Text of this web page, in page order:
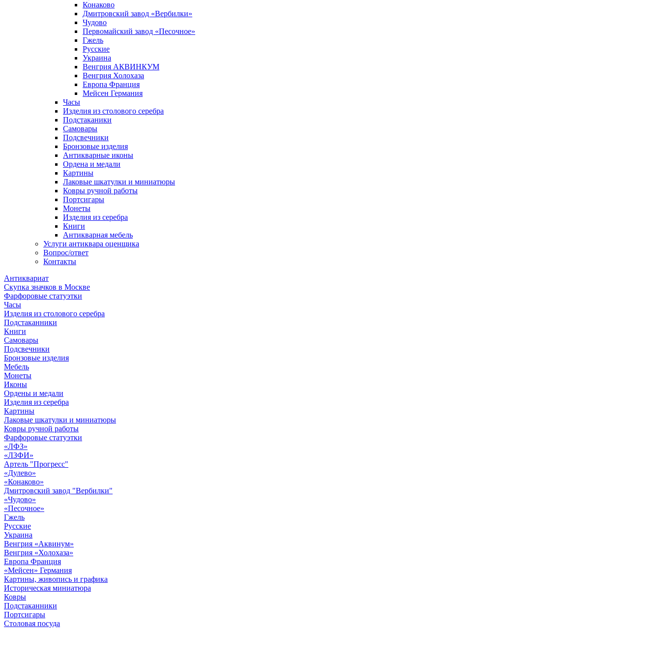
Конаково
Дмитровский завод «Вербилки»
Чудово
Первомайский завод «Песочное»
Гжель
Русские
Украина
Венгрия АКВИНКУМ
Венгрия Холохаза
Европа Франция
Мейсен Германия
Часы
Изделия из столового серебра
Подстаканики
Самовары
Подсвечники
Бронзовые изделия
Антикварные иконы
Ордена и медали
Картины
Лаковые шкатулки и миниатюры
Ковры ручной работы
Портсигары
Монеты
Изделия из серебра
Книги
Антикварная мебель
Услуги антиквара оценщика
Вопрос/ответ
Контакты
Антиквариат
Скупка значков в Москве
Фарфоровые статуэтки
Часы
Изделия из столового серебра
Подстаканники
Книги
Самовары
Подсвечники
Бронзовые изделия
Мебель
Монеты
Иконы
Ордены и медали
Изделия из серебра
Картины
Лаковые шкатулки и миниатюры
Ковры ручной работы
Фарфоровые статуэтки
«ЛФЗ»
«ЛЗФИ»
Артель "Прогресс"
«Дулево»
«Конаково»
Дмитровский завод "Вербилки"
«Чудово»
«Песочное»
Гжель
Русские
Украина
Венгрия «Аквинум»
Венгрия «Холохаза»
Европа Франция
«Мейсен» Германия
Картины, живопись и графика
Историческая миниатюра
Ковры
Подстаканники
Портсигары
Столовая посуда